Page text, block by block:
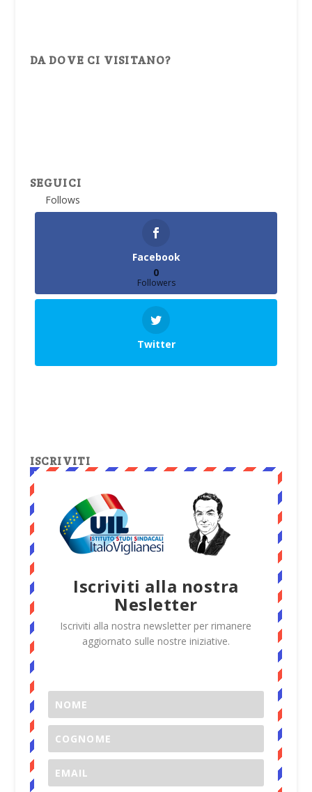
DA DOVE CI VISITANO?
SEGUICI
Follows
Facebook
0
Followers
Twitter
ISCRIVITI
Iscriviti alla nostra
Nesletter
Iscriviti alla nostra newsletter per rimanere
aggiornato sulle nostre iniziative.